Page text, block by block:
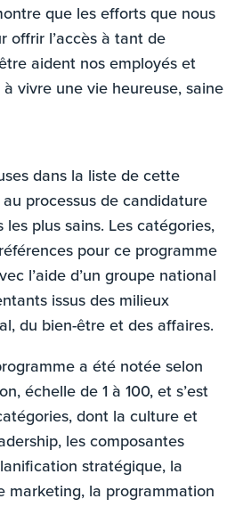
que les efforts que nous
offrir l’accès à tant de
aident nos employés et
vivre une vie heureuse, saine
dans la liste de cette
processus de candidature
plus sains. Les catégories,
pour ce programme
l’aide d’un groupe national
issus des milieux
du bien-être et des affaires.
a été notée selon
échelle de 1 à 100, et s’est
dont la culture et
les composantes
stratégique, la
marketing, la programmation